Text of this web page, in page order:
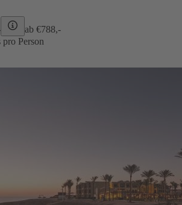
ab €788,-
pro Person